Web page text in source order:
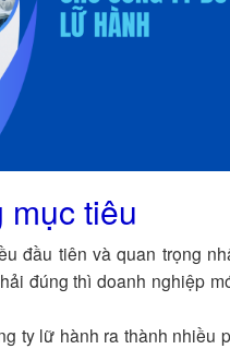
mục tiêu
đầu tiên và quan trọng
đúng thì doanh nghiệp
ty lữ hành ra thành nhiều